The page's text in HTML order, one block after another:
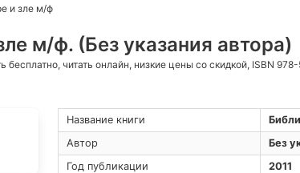
и зле м/ф
м/ф. (Без указания автора)
бесплатно, читать онлайн, низкие цены со скидкой, ISBN
Название книги
Автор
Без
Год публикации
2011